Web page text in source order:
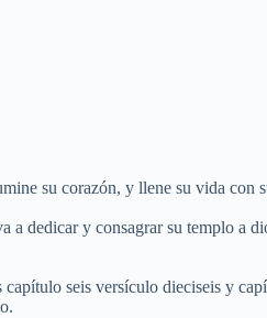
su corazón, y llene su vida
a dedicar y consagrar su templo a
seis versículo dieciseis y